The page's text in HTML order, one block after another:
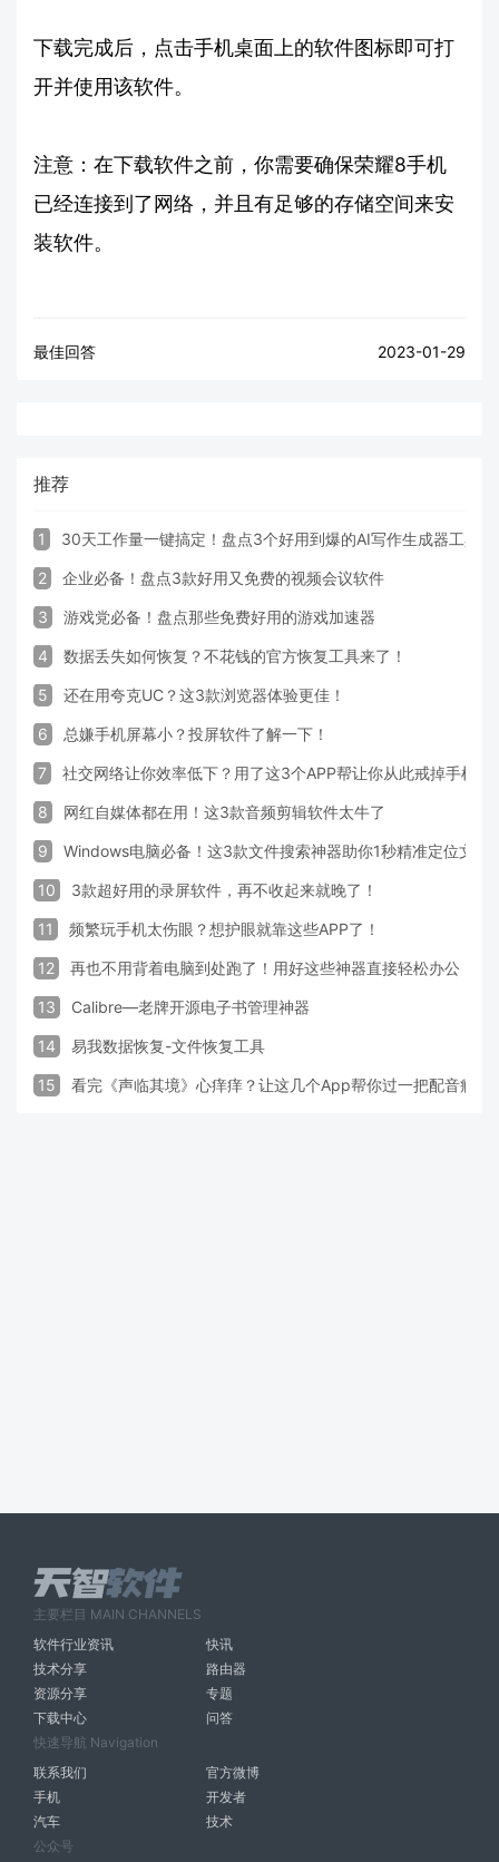
下载完成后，点击手机桌面上的软件图标即可打
开并使用该软件。
注意：在下载软件之前，你需要确保荣耀8手机
已经连接到了网络，并且有足够的存储空间来安
装软件。
最佳回答 2023-01-29
推荐
1 30天工作量一键搞定！盘点3个好用到爆的AI写作生成器工具
2 企业必备！盘点3款好用又免费的视频会议软件
3 游戏党必备！盘点那些免费好用的游戏加速器
4 数据丢失如何恢复？不花钱的官方恢复工具来了！
5 还在用夸克UC？这3款浏览器体验更佳！
6 总嫌手机屏幕小？投屏软件了解一下！
7 社交网络让你效率低下？用了这3个APP帮让你从此戒掉手机！
8 网红自媒体都在用！这3款音频剪辑软件太牛了
9 Windows电脑必备！这3款文件搜索神器助你1秒精准定位文件
10 3款超好用的录屏软件，再不收起来就晚了！
11 频繁玩手机太伤眼？想护眼就靠这些APP了！
12 再也不用背着电脑到处跑了！用好这些神器直接轻松办公
13 Calibre—老牌开源电子书管理神器
14 易我数据恢复-文件恢复工具
15 看完《声临其境》心痒痒？让这几个App帮你过一把配音瘾
主要栏目 MAIN CHANNELS
软件行业资讯
快讯
技术分享
路由器
资源分享
专题
下载中心
问答
快速导航 Navigation
联系我们
官方微博
手机
开发者
汽车
技术
公众号